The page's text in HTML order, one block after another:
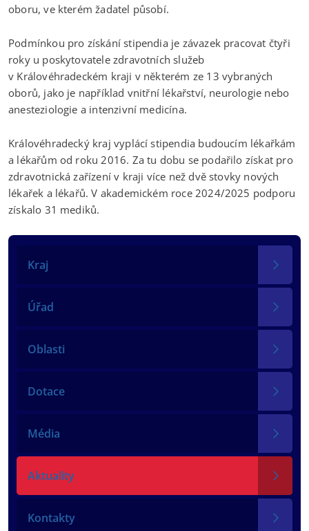
Kraj
Úřad
Oblasti
Dotace
Média
Aktuality
Kontakty
oboru, ve kterém žadatel působí.
Podmínkou pro získání stipendia je závazek pracovat čtyři
roky u poskytovatele zdravotních služeb
v Královéhradeckém kraji v některém ze 13 vybraných
oborů, jako je například vnitřní lékařství, neurologie nebo
anesteziologie a intenzivní medicína.
Královéhradecký kraj vyplácí stipendia budoucím lékařkám
a lékařům od roku 2016. Za tu dobu se podařilo získat pro
zdravotnická zařízení v kraji více než dvě stovky nových
lékařek a lékařů. V akademickém roce 2024/2025 podporu
získalo 31 mediků.